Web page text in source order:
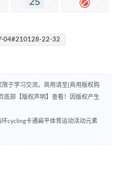
04#210128-22-32
于学习交流。商用请至[商用版权购
底部【版权声明】查看！因版权产生
cycling卡通扁平体育运动活动元素